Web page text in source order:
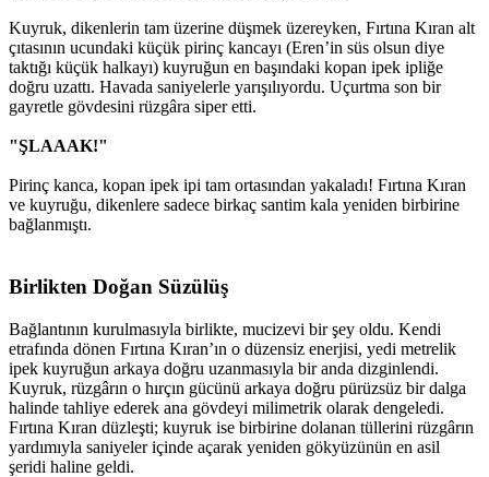
Kuyruk, dikenlerin tam üzerine düşmek üzereyken, Fırtına Kıran alt
çıtasının ucundaki küçük pirinç kancayı (Eren’in süs olsun diye
taktığı küçük halkayı) kuyruğun en başındaki kopan ipek ipliğe
doğru uzattı. Havada saniyelerle yarışılıyordu. Uçurtma son bir
gayretle gövdesini rüzgâra siper etti.
"ŞLAAAK!"
Pirinç kanca, kopan ipek ipi tam ortasından yakaladı! Fırtına Kıran
ve kuyruğu, dikenlere sadece birkaç santim kala yeniden birbirine
bağlanmıştı.
Birlikten Doğan Süzülüş​
Bağlantının kurulmasıyla birlikte, mucizevi bir şey oldu. Kendi
etrafında dönen Fırtına Kıran’ın o düzensiz enerjisi, yedi metrelik
ipek kuyruğun arkaya doğru uzanmasıyla bir anda dizginlendi.
Kuyruk, rüzgârın o hırçın gücünü arkaya doğru pürüzsüz bir dalga
halinde tahliye ederek ana gövdeyi milimetrik olarak dengeledi.
Fırtına Kıran düzleşti; kuyruk ise birbirine dolanan tüllerini rüzgârın
yardımıyla saniyeler içinde açarak yeniden gökyüzünün en asil
şeridi haline geldi.